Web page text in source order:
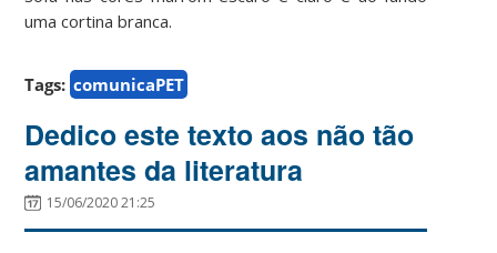
uma cortina branca.
Tags: comunicaPET
Dedico este texto aos não tão
amantes da literatura
15/06/2020 21:25